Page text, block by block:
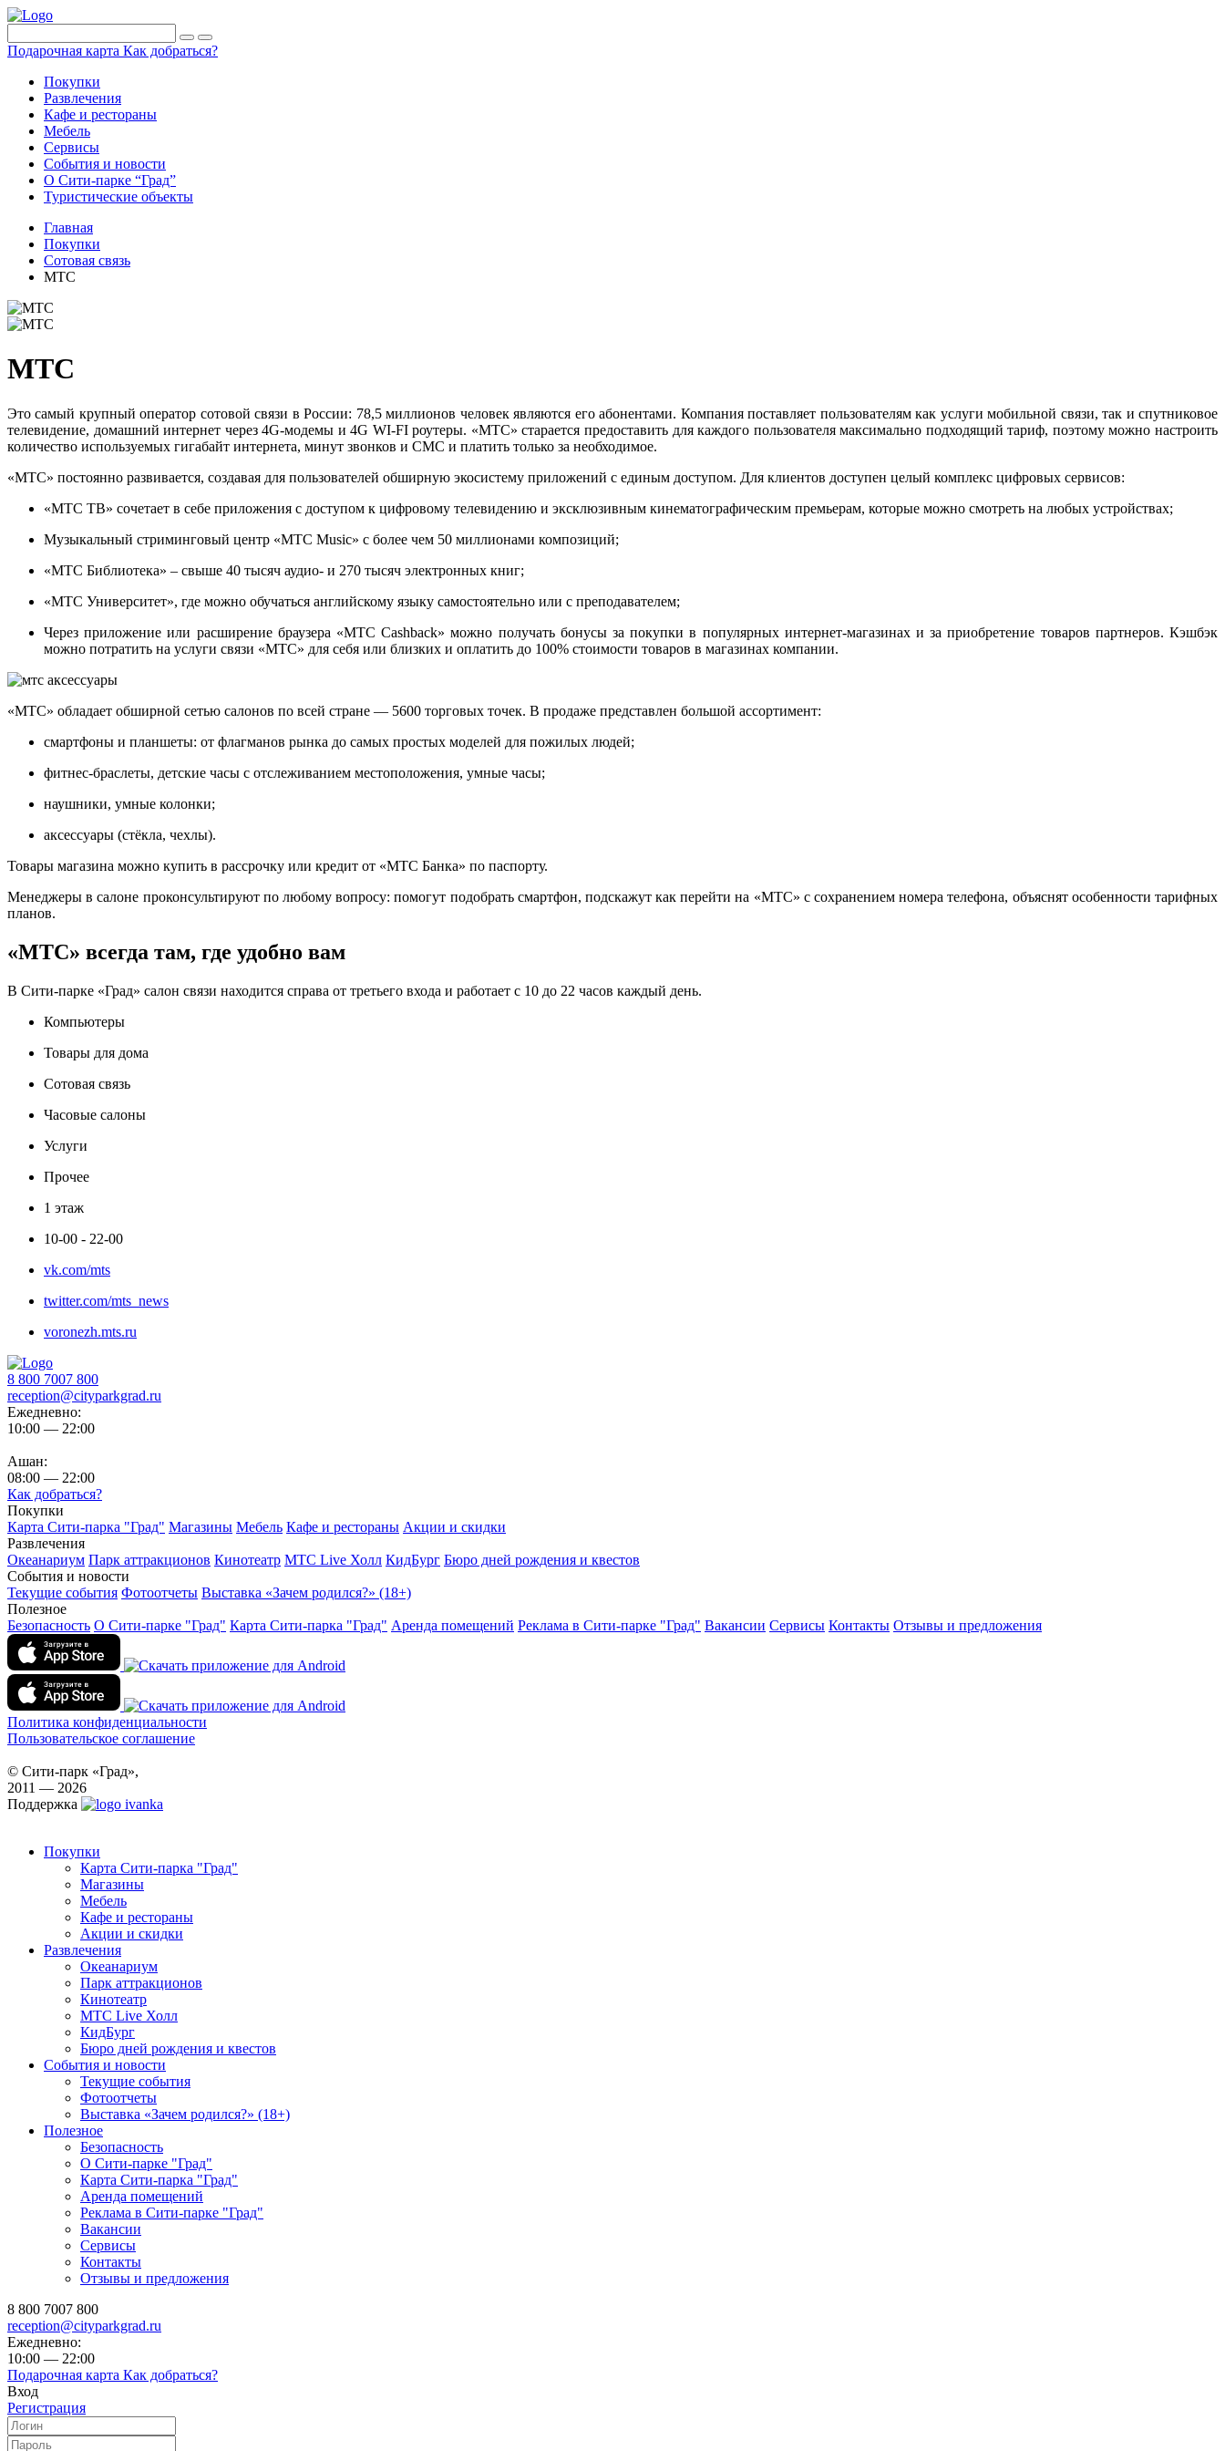
Подарочная карта Как добраться?
Покупки
Развлечения
Кафе и рестораны
Мебель
Сервисы
События и новости
О Сити-парке “Град”
Туристические объекты
Главная
Покупки
Сотовая связь
МТС
МТС
Это самый крупный оператор сотовой связи в России: 78,5 миллионов человек являются его абонентами. Компания поставляет пользователям как услуги мобильной связи, так и спутниковое
телевидение, домашний интернет через 4G-модемы и 4G WI-FI роутеры. «МТС» старается предоставить для каждого пользователя максимально подходящий тариф, поэтому можно настроить
количество используемых гигабайт интернета, минут звонков и СМС и платить только за необходимое.
«МТС» постоянно развивается, создавая для пользователей обширную экосистему приложений с единым доступом. Для клиентов доступен целый комплекс цифровых сервисов:
«МТС ТВ» сочетает в себе приложения с доступом к цифровому телевидению и эксклюзивным кинематографическим премьерам, которые можно смотреть на любых устройствах;
Музыкальный стриминговый центр «МТС Music» с более чем 50 миллионами композиций;
«МТС Библиотека» – свыше 40 тысяч аудио- и 270 тысяч электронных книг;
«МТС Университет», где можно обучаться английскому языку самостоятельно или с преподавателем;
Через приложение или расширение браузера «MTC Cashback» можно получать бонусы за покупки в популярных интернет-магазинах и за приобретение товаров партнеров. Кэшбэк
можно потратить на услуги связи «МТС» для себя или близких и оплатить до 100% стоимости товаров в магазинах компании.
«МТС» обладает обширной сетью салонов по всей стране — 5600 торговых точек. В продаже представлен большой ассортимент:
смартфоны и планшеты: от флагманов рынка до самых простых моделей для пожилых людей;
фитнес-браслеты, детские часы с отслеживанием местоположения, умные часы;
наушники, умные колонки;
аксессуары (стёкла, чехлы).
Товары магазина можно купить в рассрочку или кредит от «МТС Банка» по паспорту.
Менеджеры в салоне проконсультируют по любому вопросу: помогут подобрать смартфон, подскажут как перейти на «МТС» с сохранением номера телефона, объяснят особенности тарифных
планов.
«МТС» всегда там, где удобно вам
В Сити-парке «Град» салон связи находится справа от третьего входа и работает с 10 до 22 часов каждый день.
Компьютеры
Товары для дома
Сотовая связь
Часовые салоны
Услуги
Прочее
1 этаж
10-00 - 22-00
vk.com/mts
twitter.com/mts_news
voronezh.mts.ru
8 800 7007 800
reception@cityparkgrad.ru
Ежедневно:
10:00 — 22:00
Ашан:
08:00 — 22:00
Как добраться?
Покупки
Карта Сити-парка "Град" Магазины Мебель Кафе и рестораны Акции и скидки
Развлечения
Океанариум Парк аттракционов Кинотеатр МТС Live Холл КидБург Бюро дней рождения и квестов
События и новости
Текущие события Фотоотчеты Выставка «Зачем родился?» (18+)
Полезное
Безопасность О Сити-парке "Град" Карта Сити-парка "Град" Аренда помещений Реклама в Сити-парке "Град" Вакансии Сервисы Контакты Отзывы и предложения
Политика конфиденциальности
Пользовательское соглашение
© Сити-парк «Град»,
2011 — 2026
Поддержка
Покупки
Карта Сити-парка "Град"
Магазины
Мебель
Кафе и рестораны
Акции и скидки
Развлечения
Океанариум
Парк аттракционов
Кинотеатр
МТС Live Холл
КидБург
Бюро дней рождения и квестов
События и новости
Текущие события
Фотоотчеты
Выставка «Зачем родился?» (18+)
Полезное
Безопасность
О Сити-парке "Град"
Карта Сити-парка "Град"
Аренда помещений
Реклама в Сити-парке "Град"
Вакансии
Сервисы
Контакты
Отзывы и предложения
8 800 7007 800
reception@cityparkgrad.ru
Ежедневно:
10:00 — 22:00
Подарочная карта Как добраться?
Вход
Регистрация